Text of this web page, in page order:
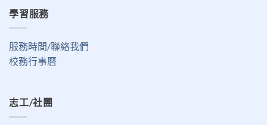
學習服務
服務時間/聯絡我們
校務行事曆
志工/社團